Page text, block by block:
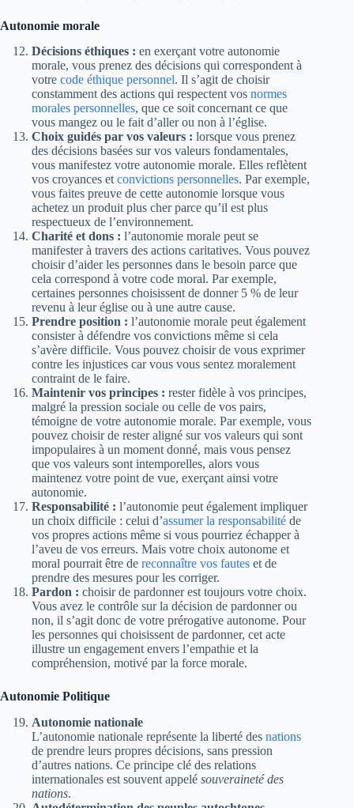
Autonomie morale
Décisions éthiques : en exerçant votre autonomie
morale, vous prenez des décisions qui correspondent à
votre code éthique personnel. Il s’agit de choisir
constamment des actions qui respectent vos normes
morales personnelles, que ce soit concernant ce que
vous mangez ou le fait d’aller ou non à l’église.
Choix guidés par vos valeurs : lorsque vous prenez
des décisions basées sur vos valeurs fondamentales,
vous manifestez votre autonomie morale. Elles reflètent
vos croyances et convictions personnelles. Par exemple,
vous faites preuve de cette autonomie lorsque vous
achetez un produit plus cher parce qu’il est plus
respectueux de l’environnement.
Charité et dons : l’autonomie morale peut se
manifester à travers des actions caritatives. Vous pouvez
choisir d’aider les personnes dans le besoin parce que
cela correspond à votre code moral. Par exemple,
certaines personnes choisissent de donner 5 % de leur
revenu à leur église ou à une autre cause.
Prendre position : l’autonomie morale peut également
consister à défendre vos convictions même si cela
s’avère difficile. Vous pouvez choisir de vous exprimer
contre les injustices car vous vous sentez moralement
contraint de le faire.
Maintenir vos principes : rester fidèle à vos principes,
malgré la pression sociale ou celle de vos pairs,
témoigne de votre autonomie morale. Par exemple, vous
pouvez choisir de rester aligné sur vos valeurs qui sont
impopulaires à un moment donné, mais vous pensez
que vos valeurs sont intemporelles, alors vous
maintenez votre point de vue, exerçant ainsi votre
autonomie.
Responsabilité : l’autonomie peut également impliquer
un choix difficile : celui d’assumer la responsabilité de
vos propres actions même si vous pourriez échapper à
l’aveu de vos erreurs. Mais votre choix autonome et
moral pourrait être de reconnaître vos fautes et de
prendre des mesures pour les corriger.
Pardon : choisir de pardonner est toujours votre choix.
Vous avez le contrôle sur la décision de pardonner ou
non, il s’agit donc de votre prérogative autonome. Pour
les personnes qui choisissent de pardonner, cet acte
illustre un engagement envers l’empathie et la
compréhension, motivé par la force morale.
Autonomie Politique
Autonomie nationale
L’autonomie nationale représente la liberté des nations
de prendre leurs propres décisions, sans pression
d’autres nations. Ce principe clé des relations
internationales est souvent appelé souveraineté des
nations.